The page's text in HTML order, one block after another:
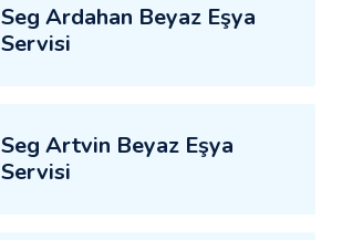
Seg Ardahan Beyaz Eşya
Servisi
Seg Artvin Beyaz Eşya
Servisi